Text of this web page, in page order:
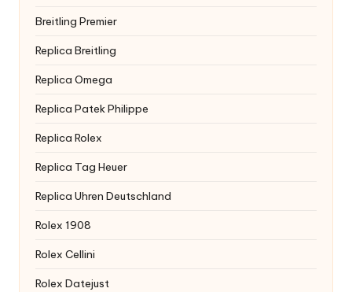
Breitling Premier
Replica Breitling
Replica Omega
Replica Patek Philippe
Replica Rolex
Replica Tag Heuer
Replica Uhren Deutschland
Rolex 1908
Rolex Cellini
Rolex Datejust